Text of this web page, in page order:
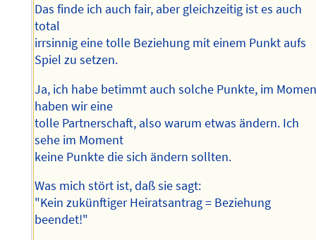
Das finde ich auch fair, aber gleichzeitig ist es auch
total
irrsinnig eine tolle Beziehung mit einem Punkt aufs
Spiel zu setzen.
Ja, ich habe betimmt auch solche Punkte, im
haben wir eine
tolle Partnerschaft, also warum etwas ändern. Ich
sehe im Moment
keine Punkte die sich ändern sollten.
Was mich stört ist, daß sie sagt:
"Kein zukünftiger Heiratsantrag = Beziehung
beendet!"